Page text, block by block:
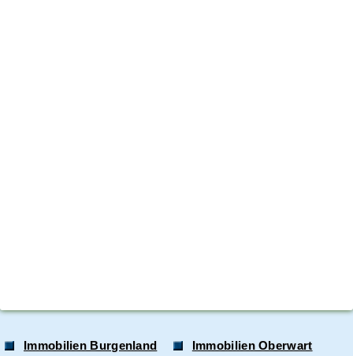
Immobilien Burgenland Immobilien Oberwart